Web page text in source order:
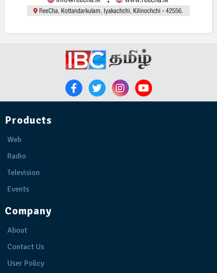
Products
Web
Radio
Television
Events
Company
About
Contact Us
User Policy